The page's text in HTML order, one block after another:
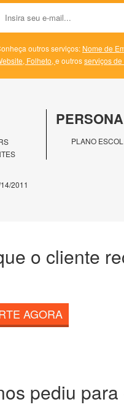
outros serviços: Nome de
Folheto, e outrosserviços
PLANO
2011
o cliente
AGORA
pediu para